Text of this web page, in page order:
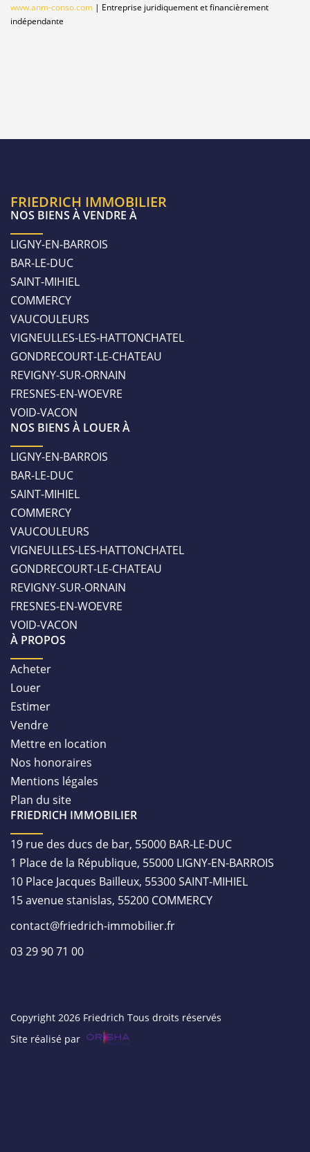
www.anm-conso.com | Entreprise juridiquement et financièrement
indépendante
FRIEDRICH IMMOBILIER
NOS BIENS À VENDRE À
LIGNY-EN-BARROIS
BAR-LE-DUC
SAINT-MIHIEL
COMMERCY
VAUCOULEURS
VIGNEULLES-LES-HATTONCHATEL
GONDRECOURT-LE-CHATEAU
REVIGNY-SUR-ORNAIN
FRESNES-EN-WOEVRE
VOID-VACON
NOS BIENS À LOUER À
LIGNY-EN-BARROIS
BAR-LE-DUC
SAINT-MIHIEL
COMMERCY
VAUCOULEURS
VIGNEULLES-LES-HATTONCHATEL
GONDRECOURT-LE-CHATEAU
REVIGNY-SUR-ORNAIN
FRESNES-EN-WOEVRE
VOID-VACON
À PROPOS
Acheter
Louer
Estimer
Vendre
Mettre en location
Nos honoraires
Mentions légales
Plan du site
FRIEDRICH IMMOBILIER
19 rue des ducs de bar, 55000 BAR-LE-DUC
1 Place de la République, 55000 LIGNY-EN-BARROIS
10 Place Jacques Bailleux, 55300 SAINT-MIHIEL
15 avenue stanislas, 55200 COMMERCY
contact@friedrich-immobilier.fr
03 29 90 71 00
Copyright 2026 Friedrich Tous droits réservés
Site réalisé par